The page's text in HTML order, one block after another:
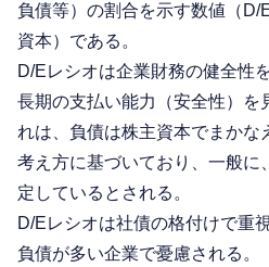
負債等）の割合を示す数値（D/
資本）である。
D/Eレシオは企業財務の健全性
長期の支払い能力（安全性）を
れは、負債は株主資本でまかな
考え方に基づいており、一般に
定しているとされる。
D/Eレシオは社債の格付けで重
負債が多い企業で憂慮される。